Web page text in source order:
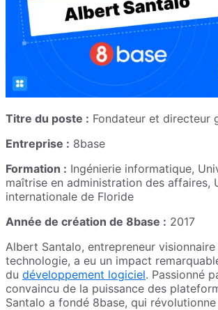
Titre du poste : Fondateur et directeur
Entreprise : 8base
Formation : Ingénierie informatique,
maîtrise en administration des affaires,
internationale de Floride
Année de création de 8base : 2017
Albert Santalo, entrepreneur
technologie, a eu un impact
du développement logiciel. Passionné
convaincu de la puissance des
Santalo a fondé 8base, qui